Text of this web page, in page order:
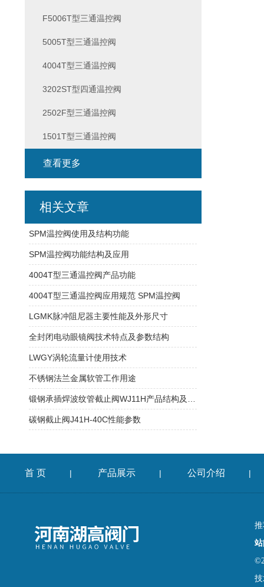
F5006T型三通温控阀
5005T型三通温控阀
4004T型三通温控阀
3202ST型四通温控阀
2502F型三通温控阀
1501T型三通温控阀
查看更多
相关文章
SPM温控阀使用及结构功能
SPM温控阀功能结构及应用
4004T型三通温控阀产品功能
4004T型三通温控阀应用规范 SPM温控阀
LGMK脉冲阻尼器主要性能及外形尺寸
全封闭电动眼镜阀技术特点及参数结构
LWGY涡轮流量计使用技术
不锈钢法兰金属软管工作用途
碳钢截止阀J41H-40C性能参数
首 页 | 产品展示 | 公司介绍 |